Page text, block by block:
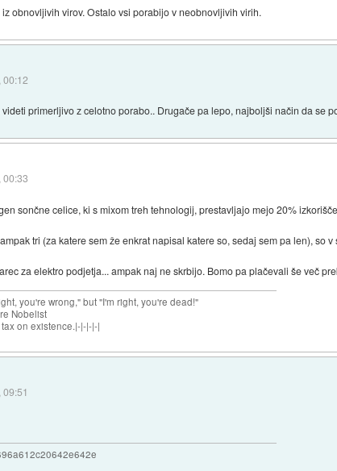
obnovljivih virov. Ostalo vsi porabijo v neobnovljivih virih.
00:12
primerljivo z celotno porabo.. Drugače pa lepo, najboljši način da se
00:33
sončne celice, ki s mixom treh tehnologij, prestavljajo mejo 20%
tri (za katere sem že enkrat napisal katere so, sedaj sem pa len), so
za elektro podjetja... ampak naj ne skrbijo. Bomo pa plačevali še več
you're wrong," but "I'm right, you're dead!"
Nobelist
on existence.|-|-|-|-|